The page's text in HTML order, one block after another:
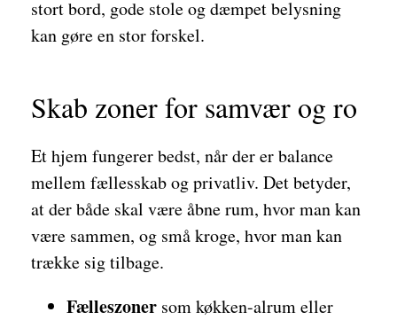
stort bord, gode stole og dæmpet belysning
kan gøre en stor forskel.
Skab zoner for samvær og ro
Et hjem fungerer bedst, når der er balance
mellem fællesskab og privatliv. Det betyder,
at der både skal være åbne rum, hvor man kan
være sammen, og små kroge, hvor man kan
trække sig tilbage.
Fælleszoner som køkken-alrum eller